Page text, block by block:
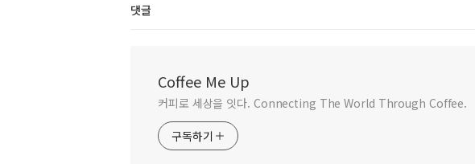
댓글
Coffee Me Up
커피로 세상을 잇다. Connecting The World Through Coffee.
구독하기